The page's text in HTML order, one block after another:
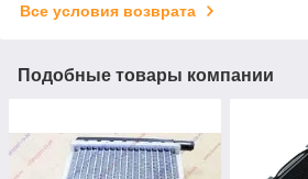
Все условия возврата
Подобные товары компании